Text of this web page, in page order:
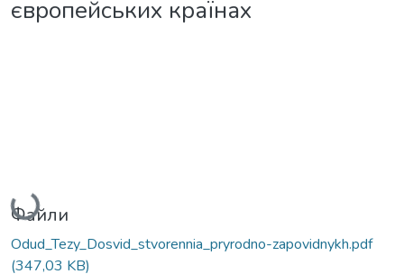
європейських країнах
Вантажиться...
Файли
Odud_Tezy_Dosvid_stvorennia_pryrodno-zapovidnykh.pdf
(347,03 KB)